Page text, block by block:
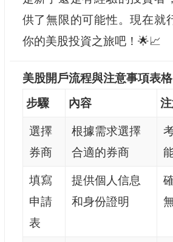
供了無限的可能性。現在就
你的美股投資之旅吧！🌟📈
美股開戶流程與注意事項表
步驟
內容
選擇
券商
根據需求選擇
合適的券商
填寫
申請
表
提供個人信息
和身份證明